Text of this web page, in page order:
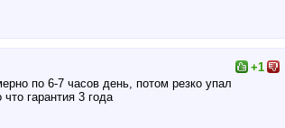
по 6-7 часов день, потом резко упал
гарантия 3 года
+1